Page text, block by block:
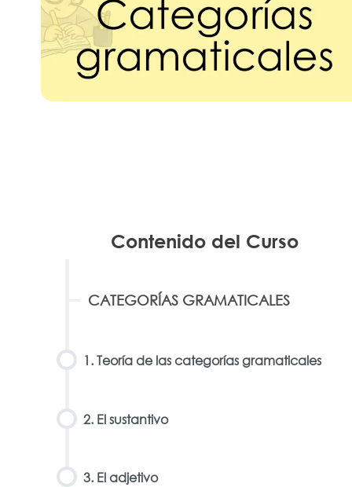
Contenido del Curso
CATEGORÍAS GRAMATICALES
1. Teoría de las categorías gramaticales
2. El sustantivo
3. El adjetivo